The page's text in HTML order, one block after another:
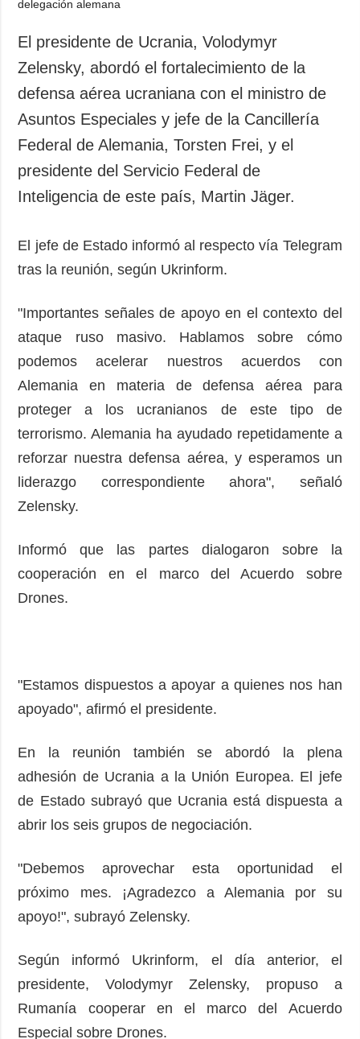
El presidente de Ucrania, Volodymyr
Zelensky, abordó el fortalecimiento de la
defensa aérea ucraniana con el ministro de
Asuntos Especiales y jefe de la Cancillería
Federal de Alemania, Torsten Frei, y el
presidente del Servicio Federal de
Inteligencia de este país, Martin Jäger.
El jefe de Estado informó al respecto vía Telegram
tras la reunión, según Ukrinform.
"Importantes señales de apoyo en el contexto del
ataque ruso masivo. Hablamos sobre cómo
podemos acelerar nuestros acuerdos con
Alemania en materia de defensa aérea para
proteger a los ucranianos de este tipo de
terrorismo. Alemania ha ayudado repetidamente a
reforzar nuestra defensa aérea, y esperamos un
liderazgo correspondiente ahora", señaló
Zelensky.
Informó que las partes dialogaron sobre la
cooperación en el marco del Acuerdo sobre
Drones.
"Estamos dispuestos a apoyar a quienes nos han
apoyado", afirmó el presidente.
En la reunión también se abordó la plena
adhesión de Ucrania a la Unión Europea. El jefe
de Estado subrayó que Ucrania está dispuesta a
abrir los seis grupos de negociación.
"Debemos aprovechar esta oportunidad el
próximo mes. ¡Agradezco a Alemania por su
apoyo!", subrayó Zelensky.
Según informó Ukrinform, el día anterior, el
presidente, Volodymyr Zelensky, propuso a
Rumanía cooperar en el marco del Acuerdo
Especial sobre Drones.